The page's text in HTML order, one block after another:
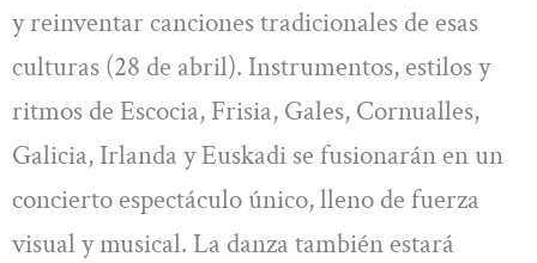
y reinventar canciones tradicionales de esas
culturas (28 de abril). Instrumentos, estilos y
ritmos de Escocia, Frisia, Gales, Cornualles,
Galicia, Irlanda y Euskadi se fusionarán en un
concierto espectáculo único, lleno de fuerza
visual y musical. La danza también estará